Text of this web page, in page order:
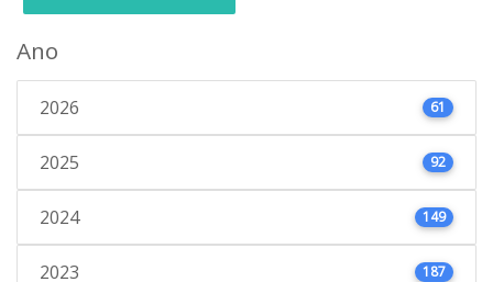
Ano
2026 61
2025 92
2024 149
2023 187